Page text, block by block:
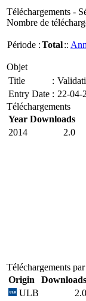
Téléchargements -
Nombre de
Période :Total::
Objet
Title
:
Entry Date : 22-04-
Téléchargements
Year Downloads
2014
2.0
Téléchargements
Origin
Downloads
ULB
2.0